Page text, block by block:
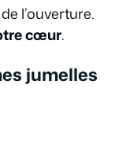
l’ouverture.
cœur.
jumelles